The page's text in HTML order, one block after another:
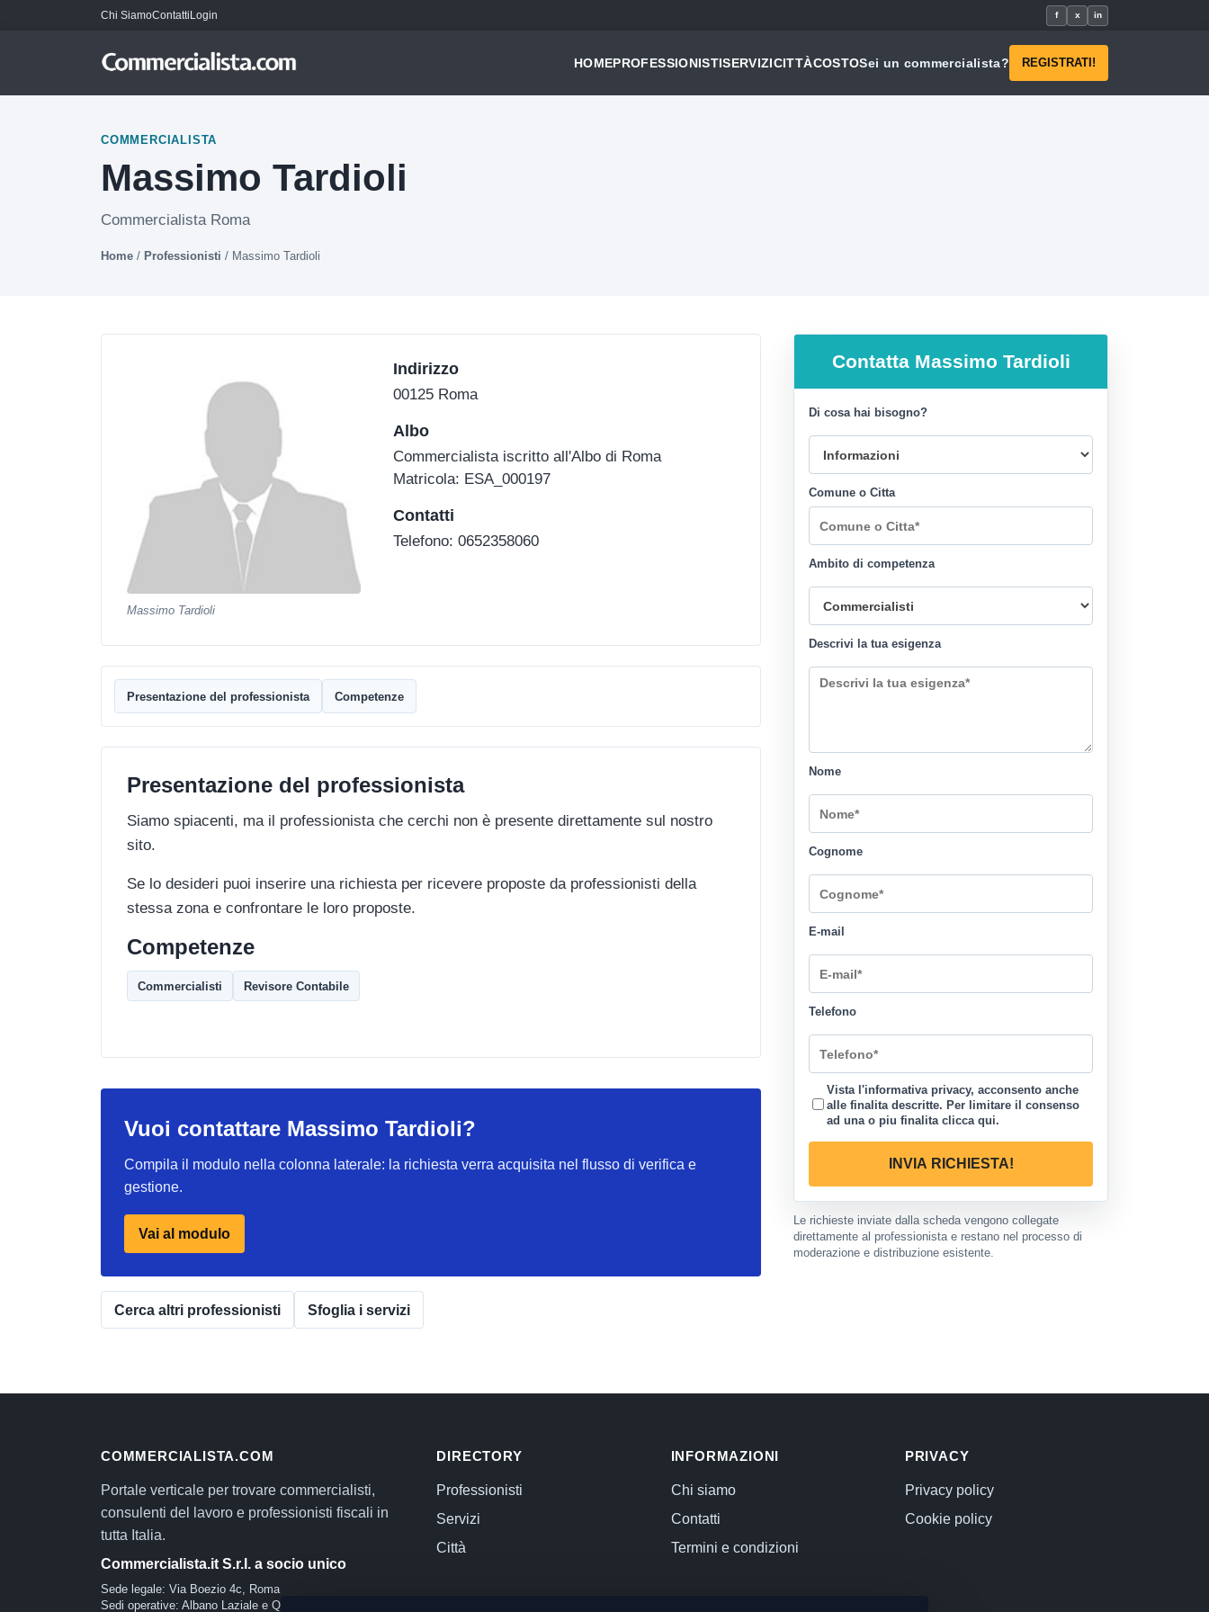
Chi SiamoContattiLogin f x in
HOMEPROFESSIONISTISERVIZICITTÀCOSTOSei un commercialista? REGISTRATI!
COMMERCIALISTA
Massimo Tardioli
Commercialista Roma
Home / Professionisti / Massimo Tardioli
Massimo Tardioli
Indirizzo
00125 Roma
Albo
Commercialista iscritto all'Albo di Roma
Matricola: ESA_000197
Contatti
Telefono: 0652358060
Presentazione del professionista Competenze
Presentazione del professionista
Siamo spiacenti, ma il professionista che cerchi non è presente direttamente sul nostro
sito.
Se lo desideri puoi inserire una richiesta per ricevere proposte da professionisti della
stessa zona e confrontare le loro proposte.
Competenze
Commercialisti Revisore Contabile
Vuoi contattare Massimo Tardioli?
Compila il modulo nella colonna laterale: la richiesta verra acquisita nel flusso di verifica e
gestione.
Vai al modulo
Cerca altri professionisti Sfoglia i servizi
Contatta Massimo Tardioli
Di cosa hai bisogno?
Comune o Citta
Ambito di competenza
Descrivi la tua esigenza
Nome
Cognome
E-mail
Telefono
Vista l'informativa privacy, acconsento anche
alle finalita descritte. Per limitare il consenso
ad una o piu finalita clicca qui.
INVIA RICHIESTA!
Le richieste inviate dalla scheda vengono collegate
direttamente al professionista e restano nel processo di
moderazione e distribuzione esistente.
COMMERCIALISTA.COM
Portale verticale per trovare commercialisti,
consulenti del lavoro e professionisti fiscali in
tutta Italia.
Commercialista.it S.r.l. a socio unico
Sede legale: Via Boezio 4c, Roma
Sedi operative: Albano Laziale e Quartu Sant'Elena
DIRECTORY
Professionisti
Servizi
Città
INFORMAZIONI
Chi siamo
Contatti
Termini e condizioni
PRIVACY
Privacy policy
Cookie policy